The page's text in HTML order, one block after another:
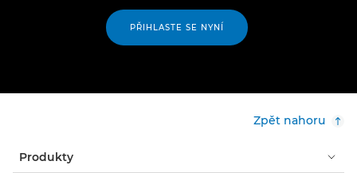
PŘIHLASTE SE NYNÍ
Zpět nahoru
Produkty